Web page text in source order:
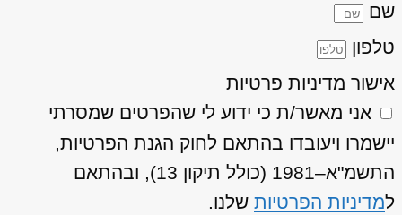
שם
טלפון
אישור מדיניות פרטיות
אני מאשר/ת כי ידוע לי שהפרטים שמסרתי
יישמרו ויעובדו בהתאם לחוק הגנת הפרטיות,
התשמ"א–1981 (כולל תיקון 13), ובהתאם
למדיניות הפרטיות שלנו.